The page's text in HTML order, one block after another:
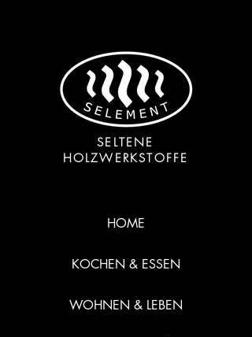
SELTENE
HOLZWERKSTOFFE
WOHNEN & LEBEN
HOME
KOCHEN & ESSEN